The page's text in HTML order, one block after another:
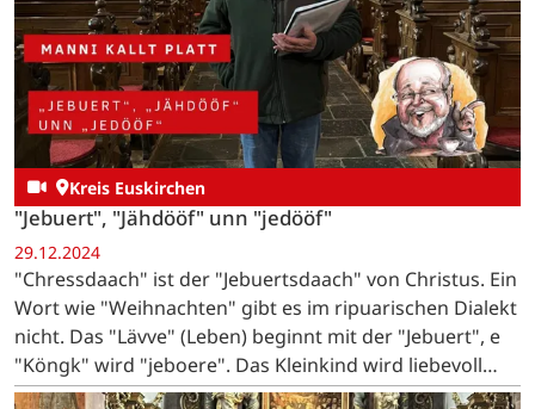
Kreis Euskirchen
"Jebuert", "Jähdööf" unn "jedööf"
29.12.2024
"Chressdaach" ist der "Jebuertsdaach" von Christus. Ein
Wort wie "Weihnachten" gibt es im ripuarischen Dialekt
nicht. Das "Lävve" (Leben) beginnt mit der "Jebuert", e
"Köngk" wird "jeboere". Das Kleinkind wird liebevoll
"Ditz" oder "Ditzje" genannt. …